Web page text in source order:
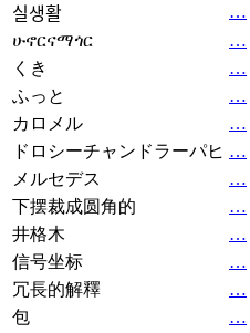
실생활
…
ሁኖርናማጎር
…
くき
…
ふっと
…
カロメル
…
ドロシーチャンドラーパヒ …
メルセデス
…
下摆裁成圆角的
…
井格木
…
信号坐标
…
冗長的解釋
…
包
…